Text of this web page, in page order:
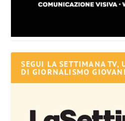
SEGUI LA SETTIMANA TV,
DI GIORNALISMO